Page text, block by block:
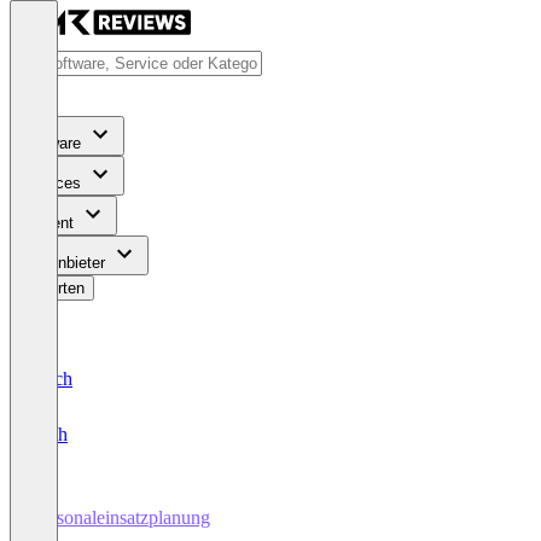
Software
Services
Content
Für Anbieter
Bewerten
Deutsch
English
Personaleinsatzplanung